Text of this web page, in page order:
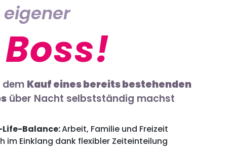
eigener
Boss!
dem Kauf einesbereits bestehenden
über Nacht selbstständig machst
Life-Balance:Arbeit, Familie und Freizeit
im Einklang dank flexibler Zeiteinteilung